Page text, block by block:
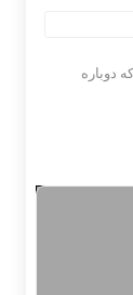
دوباره